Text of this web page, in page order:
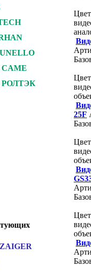
CAME
РОЛТЭК
ZAIGER
25F